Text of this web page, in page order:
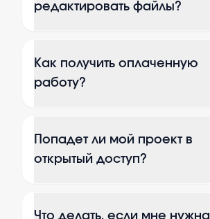
редактировать файлы?
Как получить оплаченную
работу?
Попадет ли мой проект в
открытый доступ?
Что делать, если мне нужна